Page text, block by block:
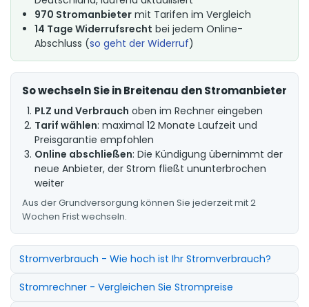
970 Stromanbieter mit Tarifen im Vergleich
14 Tage Widerrufsrecht bei jedem Online-
Abschluss (so geht der Widerruf)
So wechseln Sie in Breitenau den Stromanbieter
PLZ und Verbrauch oben im Rechner eingeben
Tarif wählen: maximal 12 Monate Laufzeit und
Preisgarantie empfohlen
Online abschließen: Die Kündigung übernimmt der
neue Anbieter, der Strom fließt ununterbrochen
weiter
Aus der Grundversorgung können Sie jederzeit mit 2
Wochen Frist wechseln.
Stromverbrauch - Wie hoch ist Ihr Stromverbrauch?
Stromrechner - Vergleichen Sie Strompreise